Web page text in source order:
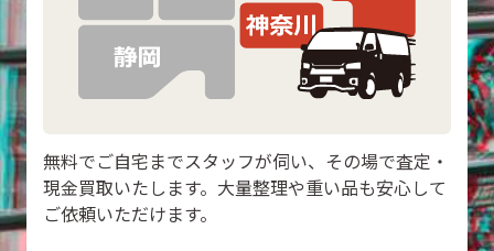
無料でご自宅までスタッフが伺い、その場で査定・
現金買取いたします。大量整理や重い品も安心して
ご依頼いただけます。